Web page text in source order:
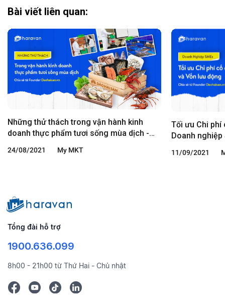
Bài viết liên quan:
Những thử thách trong vận hành kinh
doanh thực phẩm tươi sống mùa dịch -
24/08/2021 My MKT
Tối ưu Chi phí
Doanh
11/09/2021
Tổng đài hỗ trợ
1900.636.099
8h00 - 21h00 từ Thứ Hai - Chủ nhật